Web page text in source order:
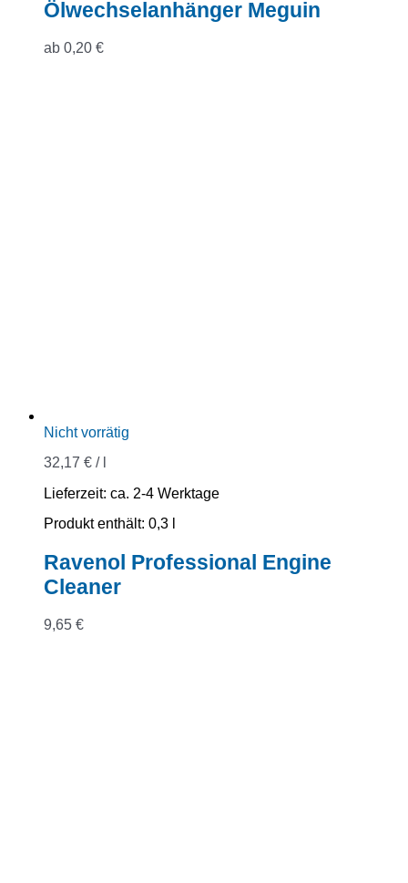
Ölwechselanhänger Meguin
ab 0,20 €
Nicht vorrätig
32,17 € /
Lieferzeit: ca. 2-4 Werktage
Produkt enthält: 0,3
Ravenol Professional Engine
Cleaner
9,65 €